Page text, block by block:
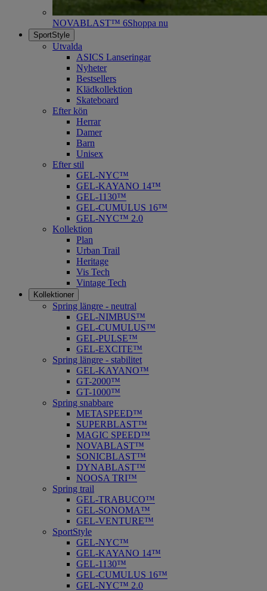
NOVABLAST™ 6Shoppa nu
SportStyle
Utvalda
ASICS Lanseringar
Nyheter
Bestsellers
Klädkollektion
Skateboard
Efter kön
Herrar
Damer
Barn
Unisex
Efter stil
GEL-NYC™
GEL-KAYANO 14™
GEL-1130™
GEL-CUMULUS 16™
GEL-NYC™ 2.0
Kollektion
Plan
Urban Trail
Heritage
Vis Tech
Vintage Tech
Kollektioner
Spring längre - neutral
​GEL-NIMBUS™
GEL-CUMULUS™
GEL-PULSE™
GEL-EXCITE™
Spring längre - stabilitet
GEL-KAYANO™
GT-2000™
GT-1000™
Spring snabbare
METASPEED™
SUPERBLAST™
MAGIC SPEED™
NOVABLAST™
SONICBLAST™
DYNABLAST™
NOOSA TRI™
Spring trail
GEL-TRABUCO™
GEL-SONOMA™
GEL-VENTURE™
SportStyle
GEL-NYC™
GEL-KAYANO 14™
GEL-1130™
GEL-CUMULUS 16™
GEL-NYC™ 2.0